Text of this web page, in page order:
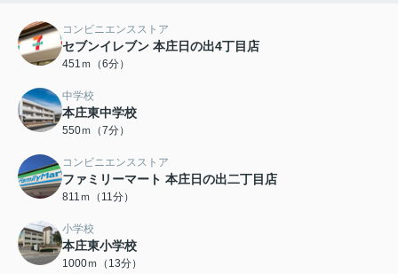
コンビニエンスストア
セブンイレブン 本庄日の出4丁目店
451ｍ（6分）
中学校
本庄東中学校
550ｍ（7分）
コンビニエンスストア
ファミリーマート 本庄日の出二丁目店
811ｍ（11分）
小学校
本庄東小学校
1000ｍ（13分）